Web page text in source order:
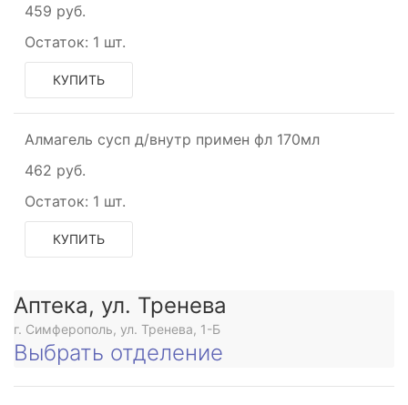
459 руб.
Остаток: 1 шт.
КУПИТЬ
Алмагель сусп д/внутр примен фл 170мл
462 руб.
Остаток: 1 шт.
КУПИТЬ
Аптека, ул. Тренева
г. Симферополь, ул. Тренева, 1-Б
Выбрать отделение